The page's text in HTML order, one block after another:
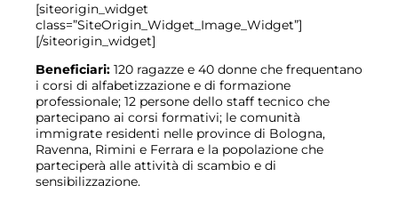
[siteorigin_widget
class=”SiteOrigin_Widget_Image_Widget”]
[/siteorigin_widget]
Beneficiari: 120 ragazze e 40 donne che frequentano
i corsi di alfabetizzazione e di formazione
professionale; 12 persone dello staff tecnico che
partecipano ai corsi formativi; le comunità
immigrate residenti nelle province di Bologna,
Ravenna, Rimini e Ferrara e la popolazione che
parteciperà alle attività di scambio e di
sensibilizzazione.